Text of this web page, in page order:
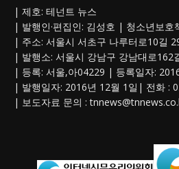
| 제호: 테넌트 뉴스
| 발행인·편집인: 김성호 | 청소년보호
| 주소: 서울시 서초구 나루터로10길
| 발행소: 서울시 강남구 강남대로162
| 등록: 서울,아04229 | 등록일자:
| 발행일자: 2016년 12월 1일| 전화 :
| 보도자료 문의 :